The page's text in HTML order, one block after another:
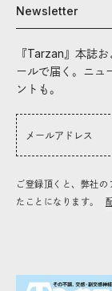
Newsletter
『Tarzan』本誌
ールで届く。ニュ
ントも。
ご登録頂くと、弊社
たことになります。